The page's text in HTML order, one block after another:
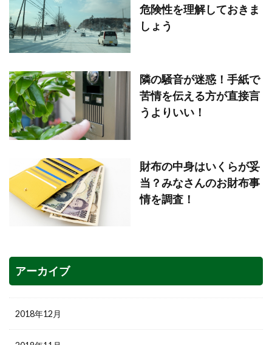
危険性を理解しておきま
しょう
隣の騒音が迷惑！手紙で
苦情を伝える方が直接言
うよりいい！
財布の中身はいくらが妥
当？みなさんのお財布事
情を調査！
アーカイブ
2018年12月